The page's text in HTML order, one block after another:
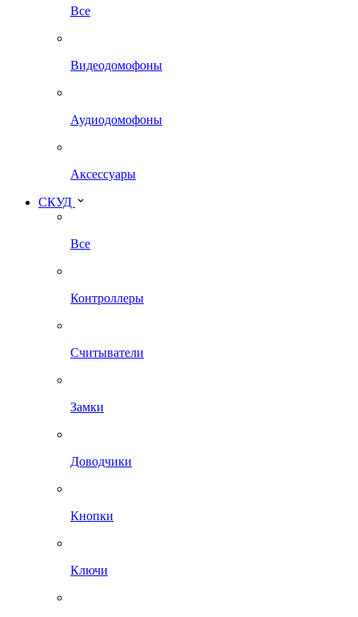
Все
Видеодомофоны
Аудиодомофоны
Аксессуары
СКУД
Все
Контроллеры
Считыватели
Замки
Доводчики
Кнопки
Ключи